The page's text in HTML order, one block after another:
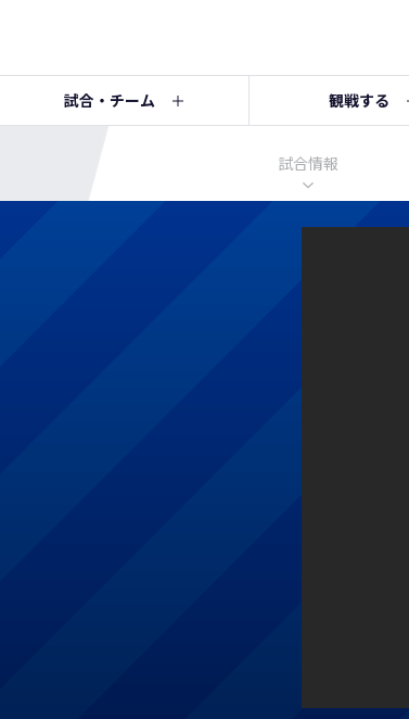
試合・チーム 観戦する
試合情報